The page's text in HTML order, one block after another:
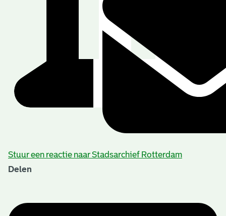
Stuur een reactie naar Stadsarchief Rotterdam
Delen